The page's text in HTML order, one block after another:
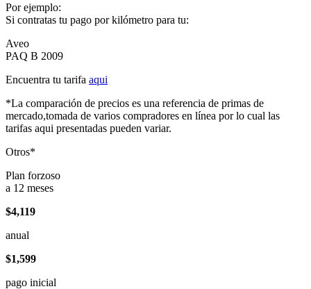
Por ejemplo:
Si contratas tu pago por kilómetro para tu:
Aveo
PAQ B 2009
Encuentra tu tarifa aqui
*La comparación de precios es una referencia de primas de
mercado,tomada de varios compradores en línea por lo cual las
tarifas aqui presentadas pueden variar.
Otros*
Plan forzoso
a 12 meses
$4,119
anual
$1,599
pago inicial